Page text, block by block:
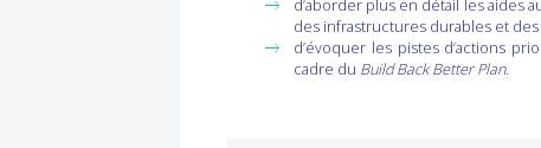
d’aborder plus en détail les aides
des infrastructures durables et
d’évoquer les pistes d’actions
cadre du Build Back Better Plan.